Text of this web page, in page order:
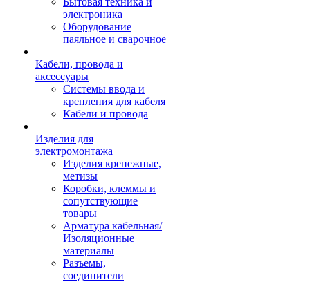
электроника
Оборудование
паяльное и сварочное
Кабели, провода и
аксессуары
Системы ввода и
крепления для кабеля
Кабели и провода
Изделия для
электромонтажа
Изделия крепежные,
метизы
Коробки, клеммы и
сопутствующие
товары
Арматура кабельная/
Изоляционные
материалы
Разъемы,
соединители